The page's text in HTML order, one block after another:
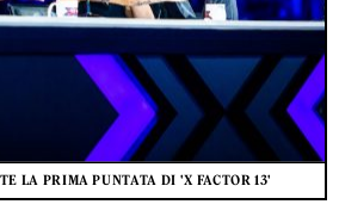
LA PRIMA PUNTATA DI 'X FACTOR 13'